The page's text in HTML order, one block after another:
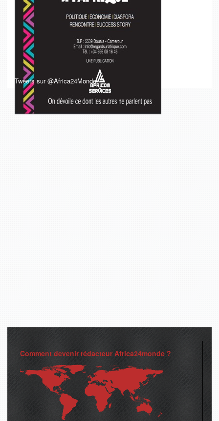
Tweets sur @Africa24Monde
Comment devenir rédacteur Africa24monde ?